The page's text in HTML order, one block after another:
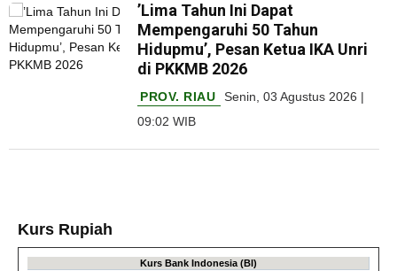
’Lima Tahun Ini Dapat
Mempengaruhi 50 Tahun
Hidupmu’, Pesan Ketua IKA Unri
di PKKMB 2026
PROV. RIAU
Senin, 03 Agustus 2026 |
09:02 WIB
Kurs Rupiah